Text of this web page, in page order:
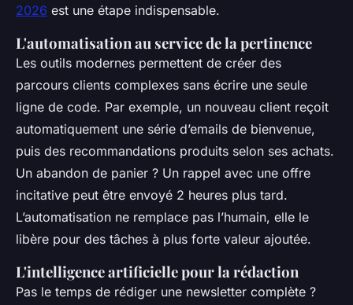
2026 est une étape indispensable.
L'automatisation au service de la pertinence
Les outils modernes permettent de créer des
parcours clients complexes sans écrire une seule
ligne de code. Par exemple, un nouveau client reçoit
automatiquement une série d’emails de bienvenue,
puis des recommandations produits selon ses achats.
Un abandon de panier ? Un rappel avec une offre
incitative peut être envoyé 2 heures plus tard.
L’automatisation ne remplace pas l’humain, elle le
libère pour des tâches à plus forte valeur ajoutée.
L'intelligence artificielle pour la rédaction
Pas le temps de rédiger une newsletter complète ?